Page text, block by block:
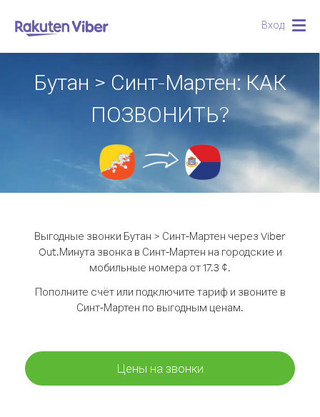
Вход
Бутан > Синт-Мартен: КАК
ПОЗВОНИТЬ?
Выгодные звонки Бутан > Синт-Мартен через Viber
Out.Минута звонка в Синт-Мартен на городские и
мобильные номера от 17.3 ¢.
Пополните счёт или подключите тариф и звоните в
Синт-Мартен по выгодным ценам.
Цены на звонки